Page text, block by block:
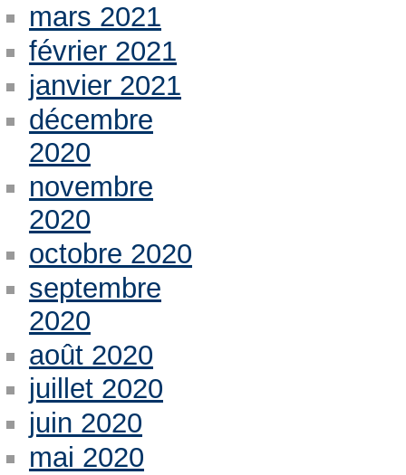
mars 2021
février 2021
janvier 2021
décembre
2020
novembre
2020
octobre 2020
septembre
2020
août 2020
juillet 2020
juin 2020
mai 2020